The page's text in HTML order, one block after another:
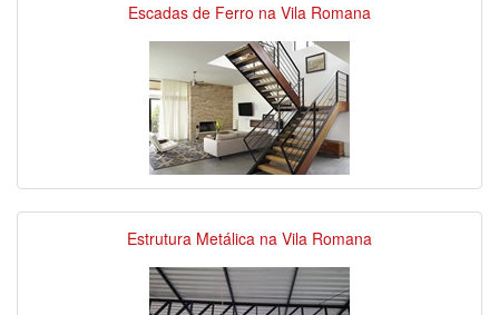
Escadas de Ferro na Vila Romana
Estrutura Metálica na Vila Romana